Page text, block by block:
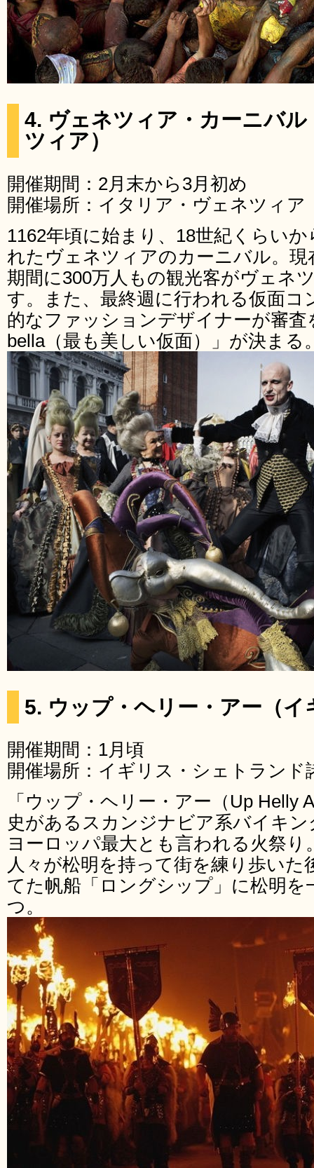
4. ヴェネツィア・カーニバ
ツィア）
開催期間：2月末から3月初め
開催場所：イタリア・ヴェネツィア
1162年頃に始まり、18世紀くらい
れたヴェネツィアのカーニバル。
期間に300万人もの観光客がヴェネ
す。また、最終週に行われる仮面コ
的なファッションデザイナーが審査
bella（最も美しい仮面）」が決まる
5. ウップ・ヘリー・アー（イ
開催期間：1月頃
開催場所：イギリス・シェトランド
「ウップ・ヘリー・アー（Up Helly
史があるスカンジナビア系バイキ
ヨーロッパ最大とも言われる火祭
人々が松明を持って街を練り歩い
てた帆船「ロングシップ」に松明を
つ。